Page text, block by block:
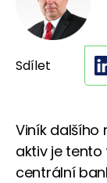
Sdílet
Viník dalšího
aktiv je tento
centrální